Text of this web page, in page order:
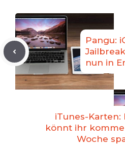
Pangu:
nun in
iTunes-Karten:
könnt ihr
Woche